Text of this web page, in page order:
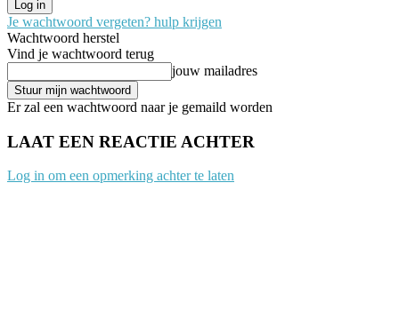
Je wachtwoord vergeten? hulp krijgen
Wachtwoord herstel
Vind je wachtwoord terug
jouw mailadres
Er zal een wachtwoord naar je gemaild worden
LAAT EEN REACTIE ACHTER
Log in om een opmerking achter te laten